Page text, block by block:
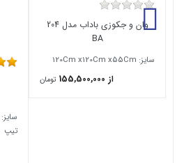
وان و جکوزی باداب مدل 204
BA
سایز: 120Cm x120Cm x55Cm
از 155,500,000 تومان
تیپ